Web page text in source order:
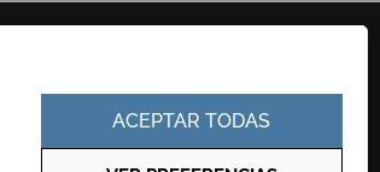
ACEPTAR TODAS